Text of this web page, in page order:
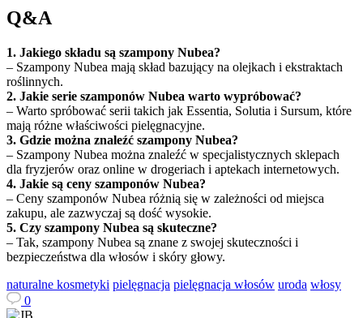
Q&A
1. Jakiego składu są szampony Nubea?
– Szampony Nubea mają skład bazujący na olejkach i ekstraktach
roślinnych.
2. Jakie serie szamponów Nubea warto wypróbować?
– Warto spróbować serii takich jak Essentia, Solutia i Sursum, które
mają różne właściwości pielęgnacyjne.
3. Gdzie można znaleźć szampony Nubea?
– Szampony Nubea można znaleźć w specjalistycznych sklepach
dla fryzjerów oraz online w drogeriach i aptekach internetowych.
4. Jakie są ceny szamponów Nubea?
– Ceny szamponów Nubea różnią się w zależności od miejsca
zakupu, ale zazwyczaj są dość wysokie.
5. Czy szampony Nubea są skuteczne?
– Tak, szampony Nubea są znane z swojej skuteczności i
bezpieczeństwa dla włosów i skóry głowy.
naturalne kosmetyki pielęgnacja pielęgnacja włosów uroda włosy
0